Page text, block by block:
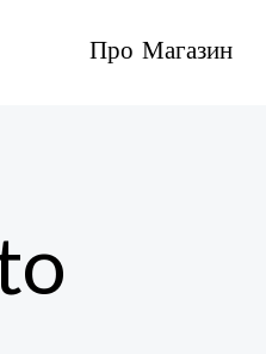
Про Магазин